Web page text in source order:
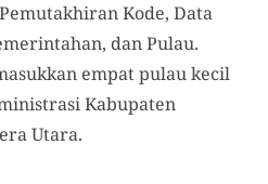
Kode, Data
dan Pulau.
empat pulau kecil
Kabupaten
Utara.